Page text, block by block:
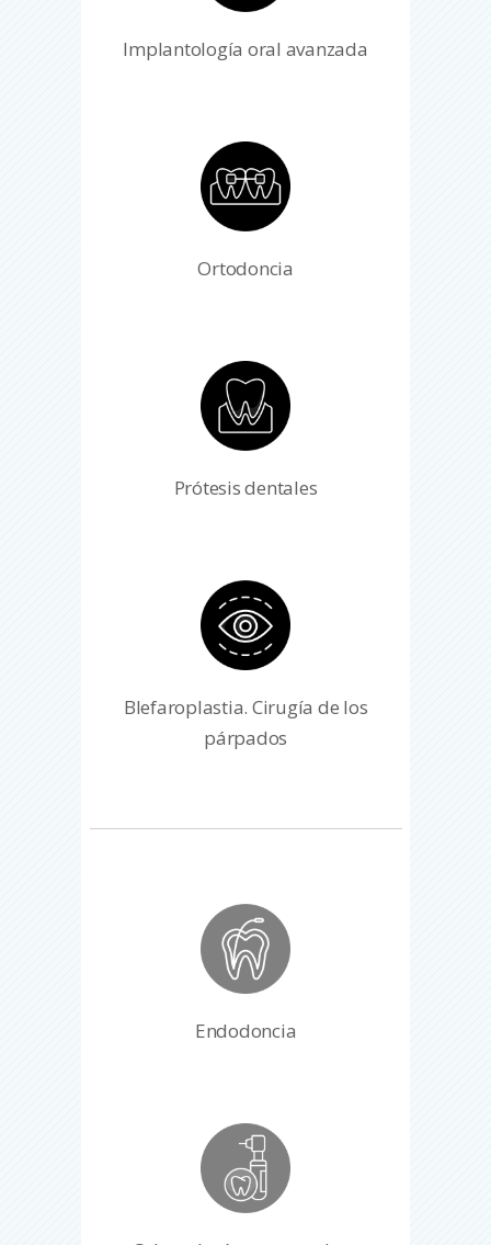
Implantología oral avanzada
Ortodoncia
Prótesis dentales
Blefaroplastia. Cirugía de los
párpados
Endodoncia